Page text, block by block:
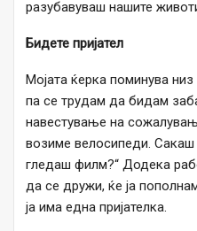
разубавуваш нашите
Бидете пријател
Мојата ќерка поминува
па се трудам да бидам
навестување на
возиме велосипеди.
гледаш филм?“ Додека
да се дружи, ќе ја
ја има една пријателка.